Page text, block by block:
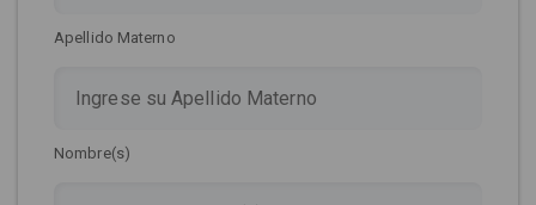
Apellido Materno
Nombre(s)